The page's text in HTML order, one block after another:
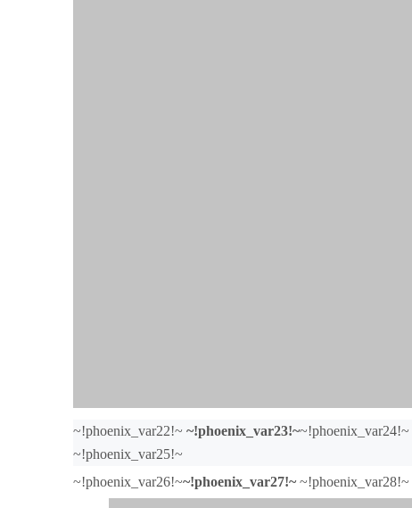
~!phoenix_var22!~ ~!phoenix_var23!~~!phoenix_var24!~
~!phoenix_var25!~
~!phoenix_var26!~~!phoenix_var27!~ ~!phoenix_var28!~